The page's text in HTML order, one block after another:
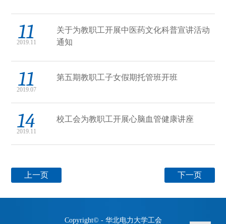
11
2019.11
关于为教职工开展中医药文化科普宣讲活动
通知
11
2019.07
第五期教职工子女假期托管班开班
14
2019.11
校工会为教职工开展心脑血管健康讲座
上一页 下一页
Copyright© - 华北电力大学工会